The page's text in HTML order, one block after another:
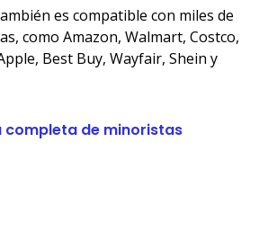
es compatible con miles de
como Amazon, Walmart, Costco,
Best Buy, Wayfair, Shein y
completa de minoristas